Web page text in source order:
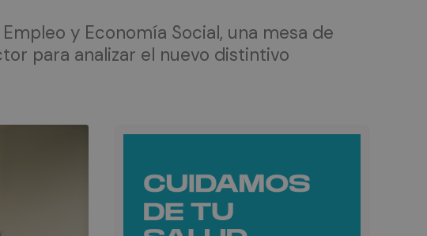
y Economía Social, una mesa de
para analizar el nuevo distintivo